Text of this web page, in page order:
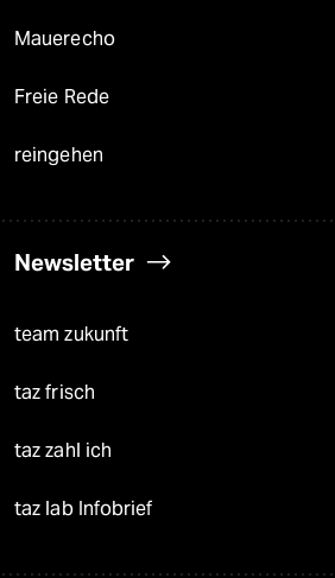
Mauerecho
Freie Rede
reingehen
Newsletter
team zukunft
taz frisch
taz zahl ich
taz lab Infobrief